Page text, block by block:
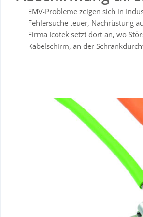
vorkonfektionierte Leitungen (mit Stecker)
Staub-/Wasserschutz (z. B. IP55) bieten.
(3–60 mm) ab und erleichtern Montage und Nachrüstung. Eicotec betont
funktioniert nur mit sauberem
und Erdungsbänder und liefert
Schirmkontaktierung bis Zugentlastung und
EMV-Probleme zeigen sich in
Fehlersuche teuer, Nachrüstung
Firma Icotek setzt dort an, wo
Kabelschirm, an der